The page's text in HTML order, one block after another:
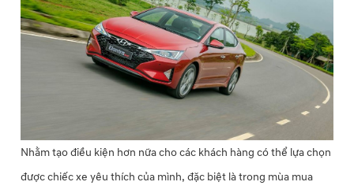
Nhằm tạo điều kiện hơn nữa cho các khách hàng có thể lựa chọn
được chiếc xe yêu thích của mình, đặc biệt là trong mùa mua